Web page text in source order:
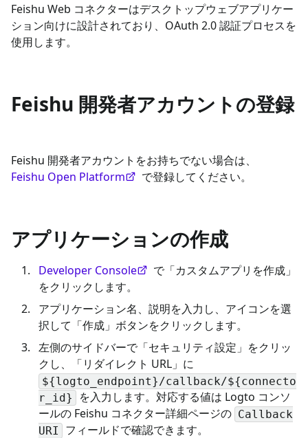
Feishu Web コネクターはデスクトップウェブアプリケー
ション向けに設計されており、OAuth 2.0 認証プロセスを
使用します。
Feishu 開発者アカウントの登録
Feishu 開発者アカウントをお持ちでない場合は、
Feishu Open Platform
で登録してください。
アプリケーションの作成
Developer Console
で「カスタムアプリを作成」
をクリックします。
アプリケーション名、説明を入力し、アイコンを選
択して「作成」ボタンをクリックします。
左側のサイドバーで「セキュリティ設定」をクリッ
クし、「リダイレクト URL」に
${logto_endpoint}/callback/${connecto
r_id}
を入力します。対応する値は Logto コンソ
ールの Feishu コネクター詳細ページの Callback
URI
フィールドで確認できます。